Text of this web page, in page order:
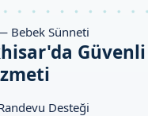
Bebek Sünneti
Desteği